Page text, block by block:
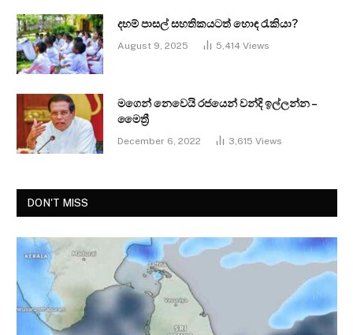
දහම් පාසල් සහතිකයටත් හොඳ රැකියා?
August 9, 2025 5,414 Views
මගෙන් නෙවෙයි රජයෙන් වන්දි ඉල්ලන්න –
මෛත්‍රී
December 6, 2022 3,615 Views
DON'T MISS